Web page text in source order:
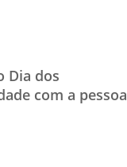
Dia dos
com a pessoa